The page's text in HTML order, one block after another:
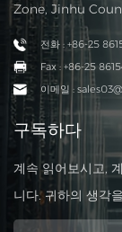
Zone, Jinhu
전화 : +86-25
Fax : +86-25
이메일 :
구독하다
계속 읽어보시고,
니다. 귀하의 생각